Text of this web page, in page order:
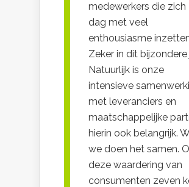
medewerkers die zich
dag met veel
enthousiasme
Zeker in dit bijzondere
Natuurlijk is onze
intensieve
met leveranciers en
maatschappelijke
hierin ook belangrijk.
we doen het samen.
deze waardering van
consumenten zeven